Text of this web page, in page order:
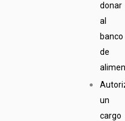
donar
al
banco
de
un
cargo